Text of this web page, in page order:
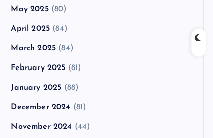
May 2025(80)
April 2025 (84)
March 2025 (84)
February 2025 (81)
January 2025 (88)
December 2024 (81)
November 2024 (44)